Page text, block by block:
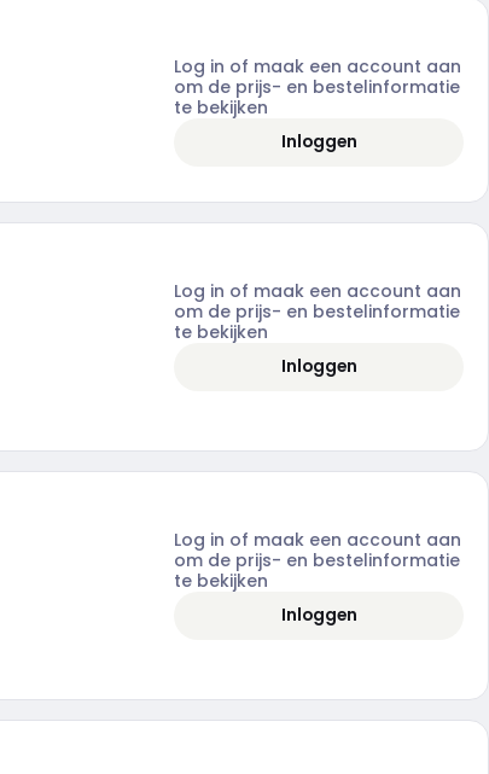
Log in of maak een account aan
om de prijs- en bestelinformatie
te bekijken
Inloggen
Log in of maak een account aan
om de prijs- en bestelinformatie
te bekijken
Inloggen
Log in of maak een account aan
om de prijs- en bestelinformatie
te bekijken
Inloggen